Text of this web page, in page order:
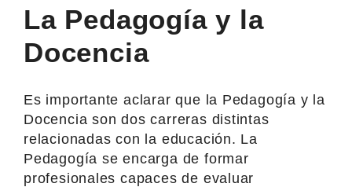
La Pedagogía y la
Docencia
Es importante aclarar que la Pedagogía y la
Docencia son dos carreras distintas
relacionadas con la educación. La
Pedagogía se encarga de formar
profesionales capaces de evaluar